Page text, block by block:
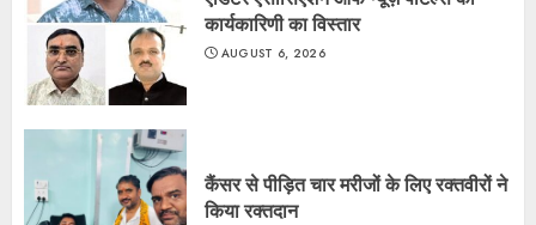
कार्यकारिणी का विस्तार
AUGUST 6, 2026
कैंसर से पीड़ित चार मरीजों के लिए रक्तवीरों ने
किया रक्तदान